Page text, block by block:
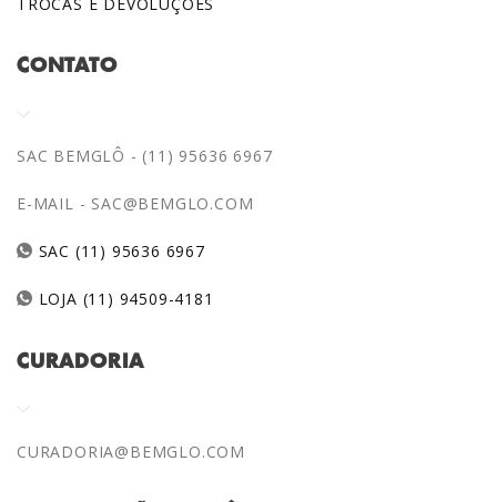
CONTATO
SAC BEMGLÔ - (11) 95636 6967
E-MAIL - SAC@BEMGLO.COM
SAC (11) 95636 6967
LOJA (11) 94509-4181
CURADORIA
CURADORIA@BEMGLO.COM